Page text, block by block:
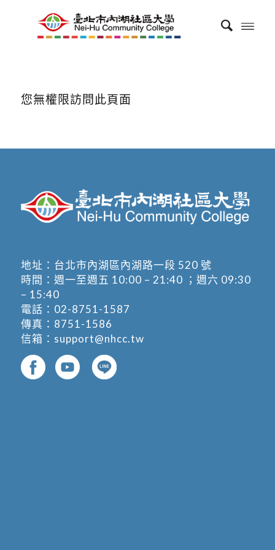
您無權限訪問此頁面
地址： 台北市內湖區內湖路一段 520 號
時間：週一至週五 10:00 – 21:40 ；週六 09:30
– 15:40
電話： 02-8751-1587
傳真：8751-1586
信箱： support@nhcc.tw